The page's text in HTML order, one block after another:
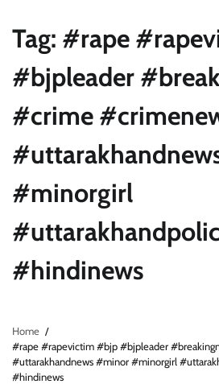
Tag: #rape
#bjpleader
#crime
#minorgirl
#hindinews
Home
#rape #rapevictim #bjp #bjpleader
#uttarakhandnews #minor #minorgirl
#hindinews